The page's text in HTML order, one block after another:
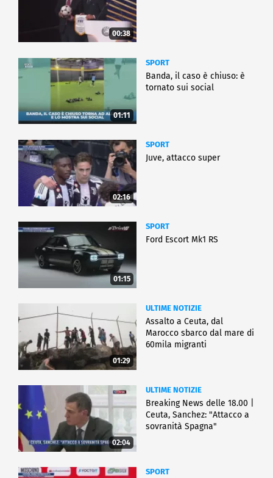
00:38
01:11
SPORT
Banda, il caso è chiuso: è
tornato sui social
02:16
SPORT
Juve, attacco super
01:15
SPORT
Ford Escort Mk1 RS
01:29
ULTIME NOTIZIE
Assalto a Ceuta, dal
Marocco sbarco dal mare di
60mila migranti
02:04
ULTIME NOTIZIE
Breaking News delle 18.00 |
Ceuta, Sanchez: "Attacco a
sovranità Spagna"
SPORT